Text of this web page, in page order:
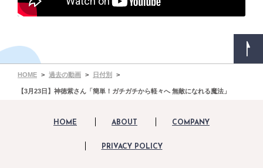
HOME 過去の動画 日付別
【3月23日】神徳紫さん「簡単！ガチガチから軽々へ 無敵になれる魔法」
HOME ABOUT COMPANY
PRIVACY POLICY